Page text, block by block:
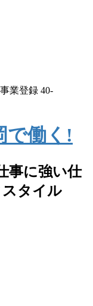
業登録 40-
で働く!
事に強い仕
タイル